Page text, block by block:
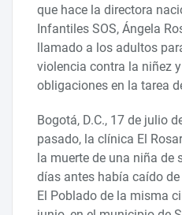
que hace la directora
Infantiles SOS, Ángela
llamado a los adultos
violencia contra la niñez
obligaciones en la tarea
Bogotá, D.C., 17 de julio
pasado, la clínica El
la muerte de una niña de
días antes había caído
El Poblado de la misma